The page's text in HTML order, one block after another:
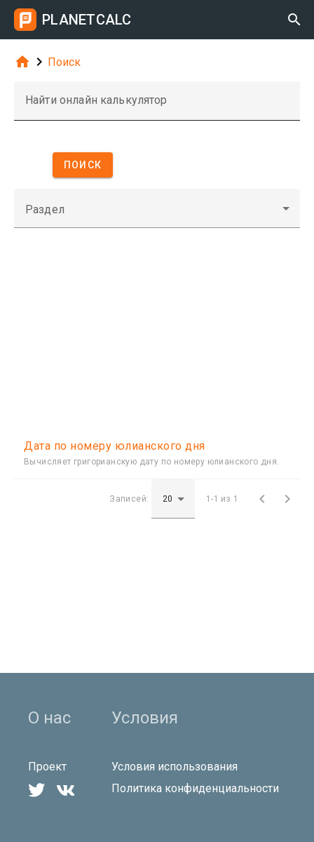
PLANETCALC 
  Поиск
Найти онлайн калькулятор
ПОИСК
Раздел
Дата по номеру юлианского дня
Вычисляет григорианскую дату по номеру юлианского дня.
Записей: 1-1 из 1  
О нас
Проект
 
Условия
Условия использования
Политика конфиденциальности